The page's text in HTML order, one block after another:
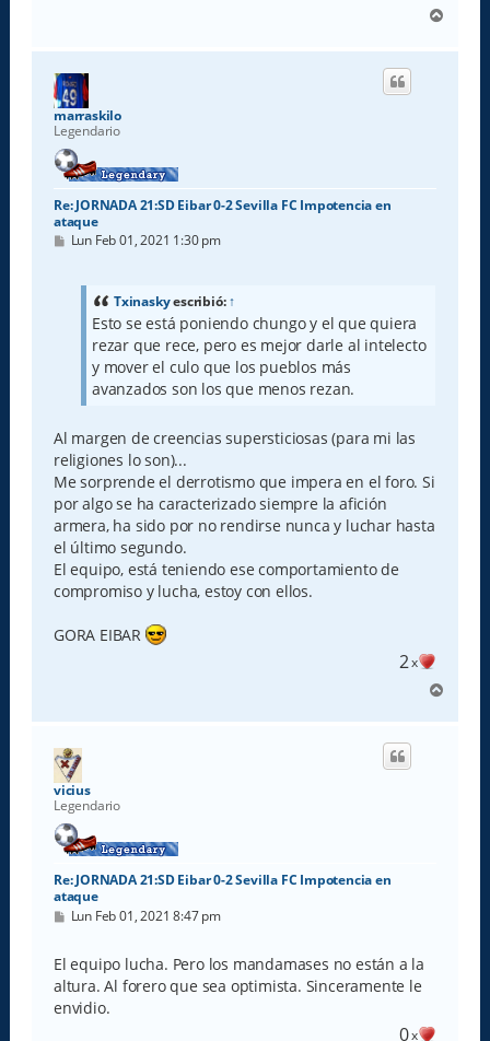
r
marraskilo
Legendario
Re: JORNADA 21:SD Eibar 0-2 Sevilla FC Impotencia en
ataque
M
Lun Feb 01, 2021 1:30 pm
Txinaskyescribió:↑
Esto se está poniendo chungo y el que quiera
rezar que rece, pero es mejor darle al intelecto
y mover el culo que los pueblos más
avanzados son los que menos rezan.
Al margen de creencias supersticiosas (para mi las
religiones lo son)...
Me sorprende el derrotismo que impera en el foro. Si
por algo se ha caracterizado siempre la afición
armera, ha sido por no rendirse nunca y luchar hasta
el último segundo.
El equipo, está teniendo ese comportamiento de
compromiso y lucha, estoy con ellos.
GORA EIBAR
2x
r
vicius
Legendario
Re: JORNADA 21:SD Eibar 0-2 Sevilla FC Impotencia en
ataque
M
s
a
j
e
Lun Feb 01, 2021 8:47 pm
El equipo lucha. Pero los mandamases no están a la
altura. Al forero que sea optimista. Sinceramente le
envidio.
0x